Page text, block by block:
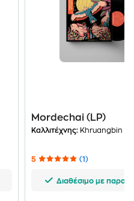
Mordechai (LP)
Καλλιτέχνης: Khruangbin
5 (1)
Διαθέσιμο με